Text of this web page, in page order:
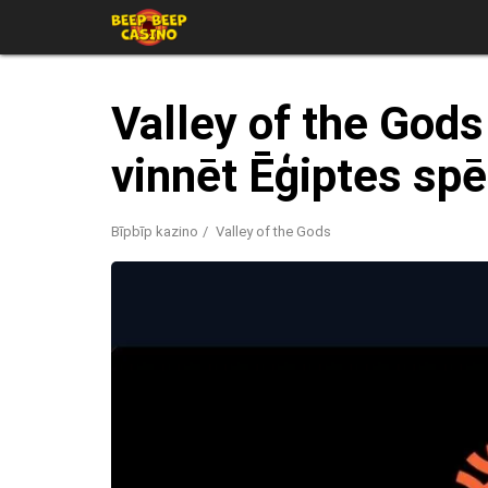
Valley of the
vinnēt Ēģiptes
Bīpbīp kazino Valley of the Gods